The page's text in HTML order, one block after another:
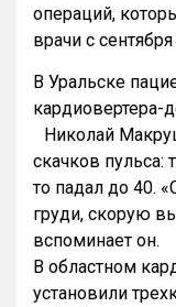
операций,
врачи с
В Уральске
кардиовертера-
Николай
скачков пульса:
то падал до 40.
груди, скорую
вспоминает он.
В областном
установили